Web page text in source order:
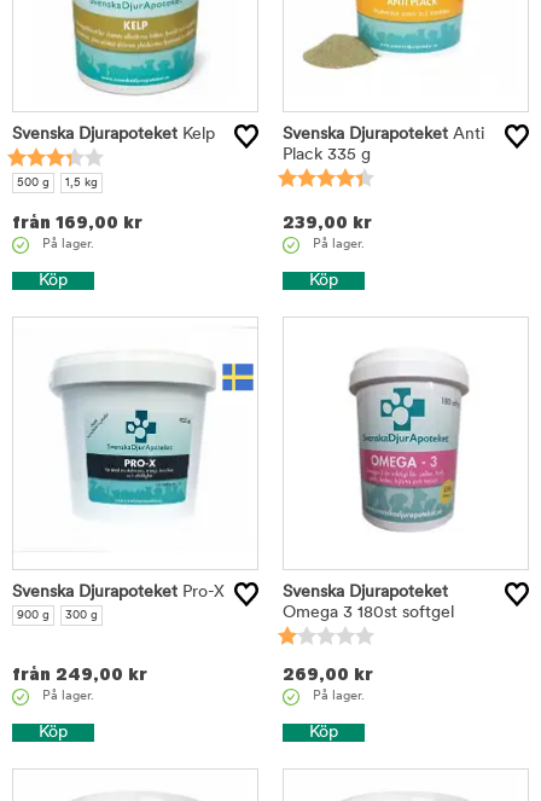
Svenska Djurapoteket Kelp
500 g 1,5 kg
från 169,00 kr
På lager.
Köp
Svenska Djurapoteket Anti
Plack 335 g
239,00 kr
På lager.
Köp
Svenska Djurapoteket Pro-X
900 g 300 g
från 249,00 kr
På lager.
Köp
Svenska Djurapoteket
Omega 3 180st softgel
269,00 kr
På lager.
Köp